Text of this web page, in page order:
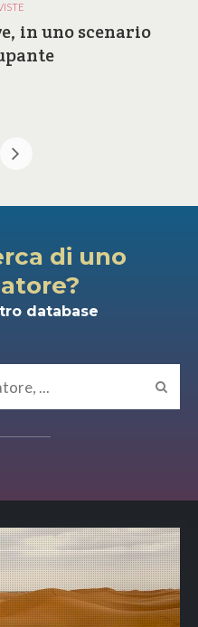
in uno scenario
di uno
database